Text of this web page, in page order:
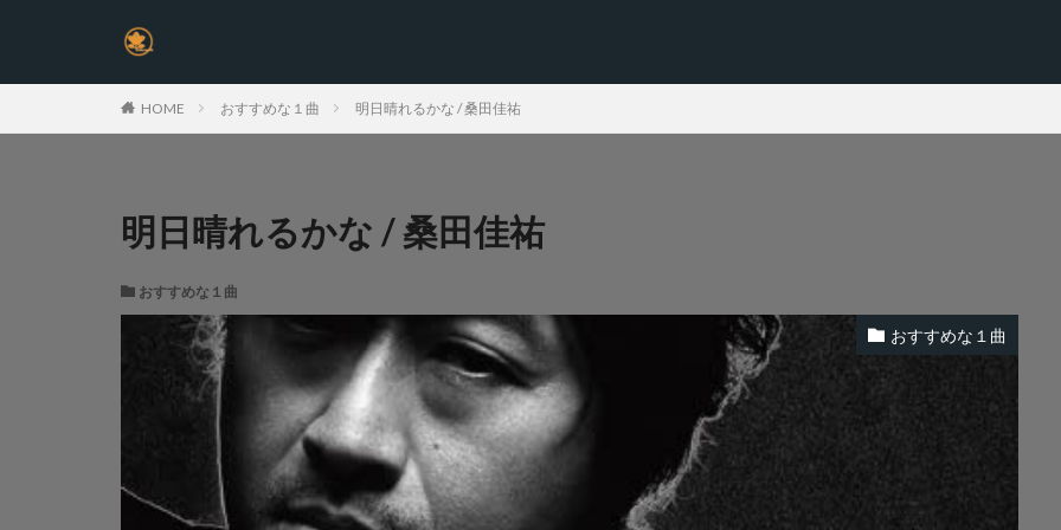
HOME おすすめな１曲 明日晴れるかな / 桑田佳祐
明日晴れるかな / 桑田佳祐
おすすめな１曲
おすすめな１曲